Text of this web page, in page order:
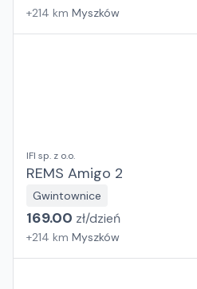
+214 km Myszków
IFI sp. z o.o.
REMS Amigo 2
Gwintownice
169.00 zł/dzień
+214 km Myszków